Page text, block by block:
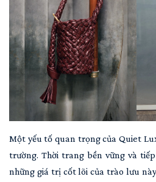
Một yếu tố quan trọng của Quiet
trường. Thời trang bền vững và
những giá trị cốt lõi của trào lưu